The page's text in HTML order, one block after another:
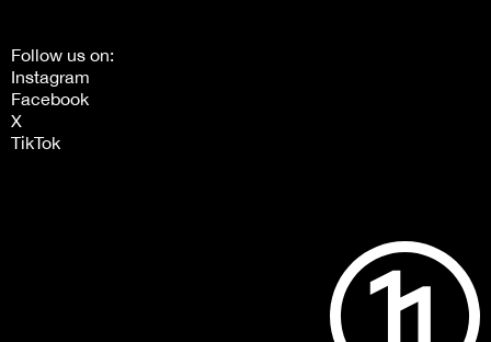
Follow us on:
Instagram
Facebook
X
TikTok